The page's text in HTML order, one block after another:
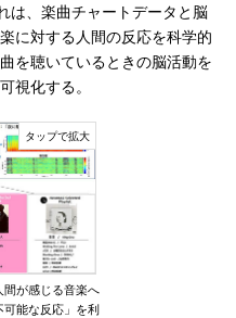
は、楽曲チャートデータと脳
に対する人間の反応を科学的
を聴いているときの脳活動を
視化する。
間が感じる音楽へ
能な反応」を利